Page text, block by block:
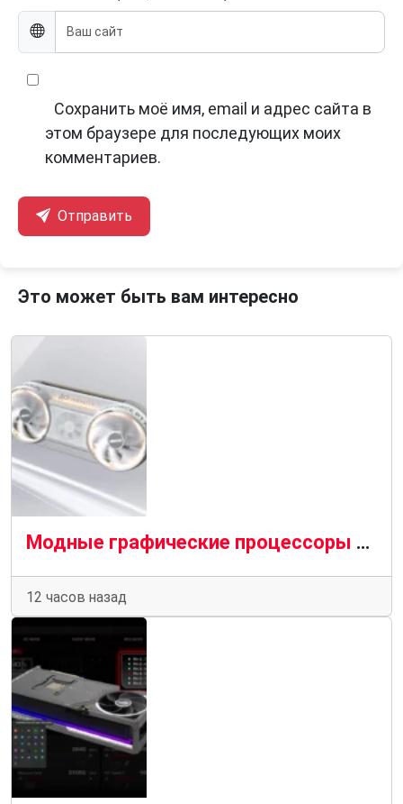
Сохранить моё имя, email и адрес сайта в
этом браузере для последующих моих
комментариев.
Отправить
Это может быть вам интересно
Модные графические процессоры Aorus Infinity от Gigabyte поступают на полки магазинов с огромным успехом
12 часов назад